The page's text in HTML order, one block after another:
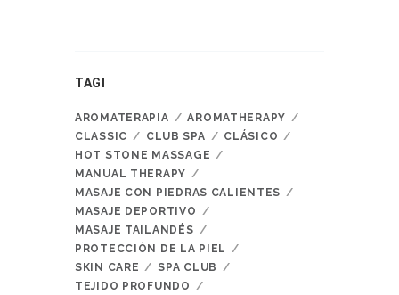
TAGI
AROMATERAPIA
AROMATHERAPY
CLASSIC
CLUB SPA
CLÁSICO
HOT STONE MASSAGE
MANUAL THERAPY
MASAJE CON PIEDRAS CALIENTES
MASAJE DEPORTIVO
MASAJE TAILANDÉS
PROTECCIÓN DE LA PIEL
SKIN CARE
SPA CLUB
TEJIDO PROFUNDO